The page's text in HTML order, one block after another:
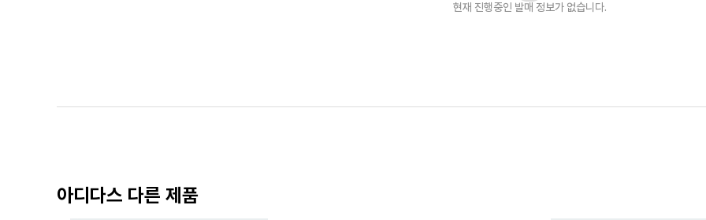
현재 진행중인 발매 정보가 없습니다.
아디다스 다른 제품